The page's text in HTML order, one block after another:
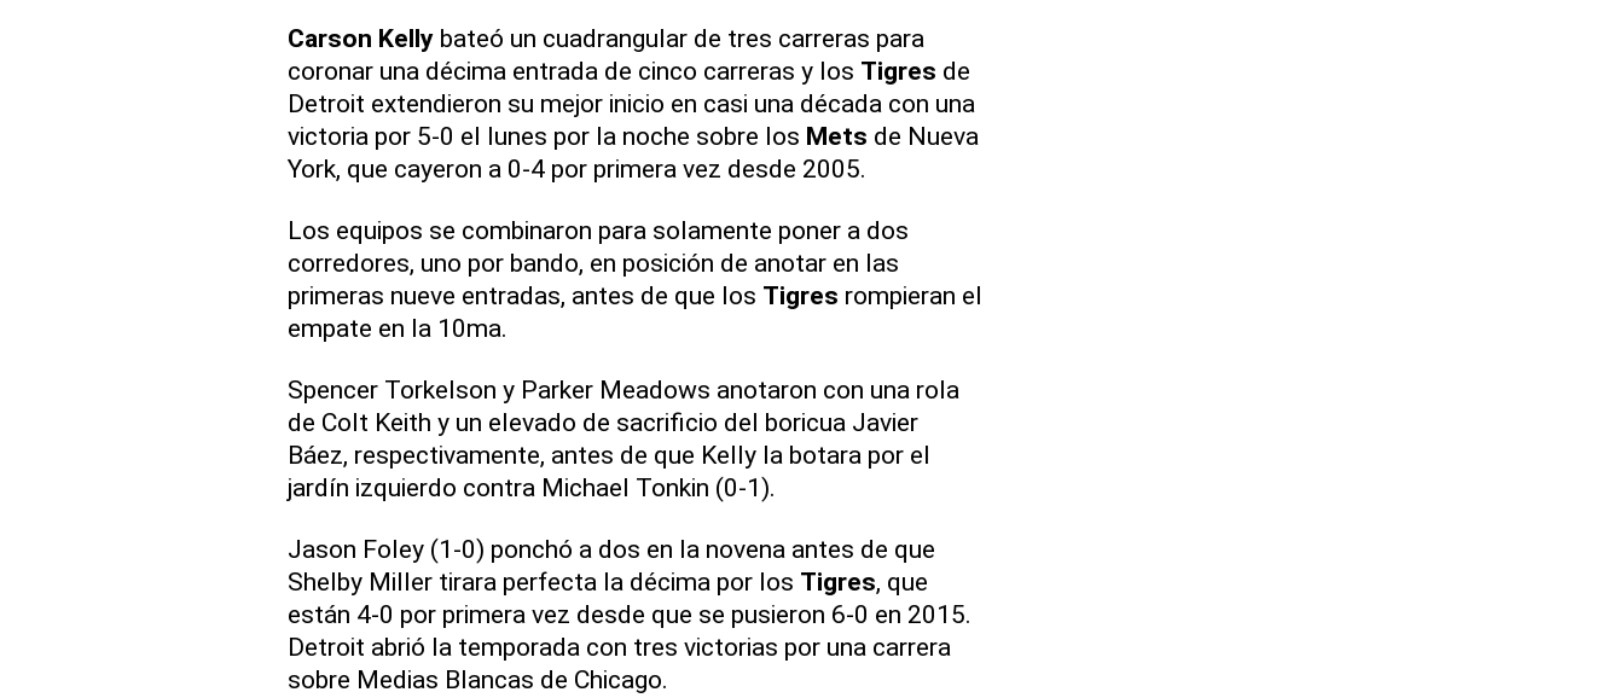
Carson Kellybateó un cuadrangular de tres carreras para
coronar una décima entrada de cinco carreras y los Tigres de
Detroit extendieron su mejor inicio en casi una década con una
victoria por 5-0 el lunes por la noche sobre los Mets de Nueva
York, que cayeron a 0-4 por primera vez desde 2005.
Los equipos se combinaron para solamente poner a dos
corredores, uno por bando, en posición de anotar en las
primeras nueve entradas, antes de que los Tigres rompieran el
empate en la 10ma.
Spencer Torkelson y Parker Meadows anotaron con una rola
de Colt Keith y un elevado de sacrificio del boricua Javier
Báez, respectivamente, antes de que Kelly la botara por el
jardín izquierdo contra Michael Tonkin (0-1).
Jason Foley (1-0) ponchó a dos en la novena antes de que
Shelby Miller tirara perfecta la décima por los Tigres, que
están 4-0 por primera vez desde que se pusieron 6-0 en 2015.
Detroit abrió la temporada con tres victorias por una carrera
sobre Medias Blancas de Chicago.